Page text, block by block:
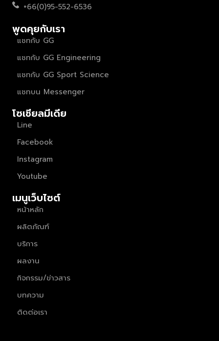
+66(0)95-552-6536
พูดคุยกับเรา
แชทกับ GG
แชทกับ GG Engineering
แชทกับ GG Sport Science
แชทบน Messenger
โซเชียลมีเดีย
Line
Facebook
Instagram
Youtube
เมนูเว็บไซต์
หน้าหลัก
ผลิตภัณฑ์
บริการ
ผลงาน
กิจกรรม/ข่าวสาร
บทความ
ติดต่อเรา